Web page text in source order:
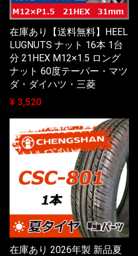
在庫あり【送料無料】HEEL
LUGNUTS ナット 16本 1台
分 21HEX M12×1.5 ロング
ナット 60度テーパー・マツ
ダ・ダイハツ・三菱
¥ 3,520
在庫あり 2026年製 新品夏